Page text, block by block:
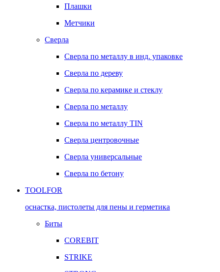
Плашки
Метчики
Сверла
Сверла по металлу в инд. упаковке
Сверла по дереву
Сверла по керамике и стеклу
Сверла по металлу
Сверла по металлу TIN
Сверла центровочные
Сверла универсальные
Сверла по бетону
TOOLFOR
оснастка, пистолеты для пены и герметика
Биты
COREBIT
STRIKE